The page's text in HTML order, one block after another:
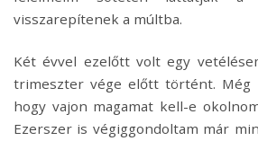
visszarepítenek a múltba.
Két évvel ezelőtt volt egy
trimeszter vége előtt történt. Még
hogy vajon magamat kell-e
Ezerszer is végiggondoltam már